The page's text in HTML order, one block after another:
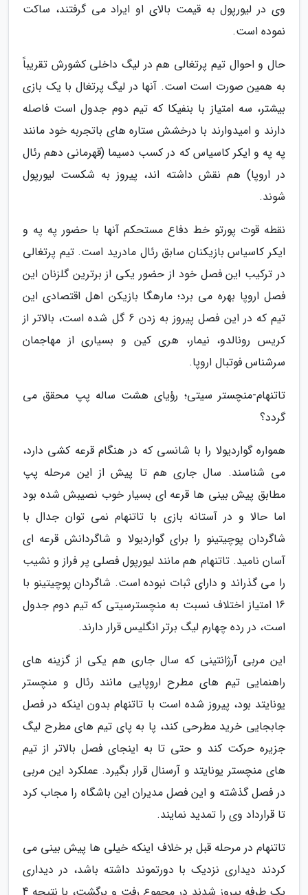
وی در لیورپول به قیمت بالای او ایراد می گرفتند، ساکت
نموده است.
حال و احوال تیم پرتغالی هم در لیگ داخلی کشورش تقریباً
به همین صورت است است. آنها در لیگ پرتغال با یک بازی
بیشتر، سه امتیاز با بنفیکا که تیم دوم جدول است فاصله
دارند و امیدوارند با درخشش ستاره های باتجربه خود مانند
په په و ایکر کاسیاس که در کسب دسیما (قهرمانی دهم رئال
در اروپا) هم نقش داشته اند، پیروز به شکست لیورپول
شوند.
نقطه قوت پورتو خط دفاع مستحکم آنها با حضور په په و
ایکر کاسیاس بازیکنان سابق رئال مادرید است. تیم پرتغالی
در ترکیب این فصل خود از حضور یکی از برترین گلزنان این
فصل اروپا بهره می برد؛ مارهگا بازیکن اهل اقتصادی این
تیم که در این فصل پیروز به زدن 6 گل شده است، بالاتر از
کریس رونالدو، نیمار، هری کین و بسیاری از مهاجمان
سرشناس فوتبال اروپا.
تاتنهام-منچستر سیتی؛ رؤیای هشت ساله پپ محقق می
گردد؟
همواره گواردیولا را با شانسی که در هنگام قرعه کشی دارد،
می شناسند. سال جاری هم تا پیش از این مرحله پپ
مطابق پیش بینی ها قرعه ای بسیار خوب نصیبش شده بود
اما حالا و در آستانه بازی با تاتنهام نمی توان جدال با
شاگردان پوچیتینو را برای گواردیولا و شاگردانش قرعه ای
آسان نامید. تاتنهام هم مانند لیورپول فصلی پر فراز و نشیب
را می گذراند و دارای ثبات نبوده است. شاگردان پوچیتینو با
16 امتیاز اختلاف نسبت به منچسترسیتی که تیم دوم جدول
است، در رده چهارم لیگ برتر انگلیس قرار دارند.
این مربی آرژانتینی که سال جاری هم یکی از گزینه های
راهنمایی تیم های مطرح اروپایی مانند رئال و منچستر
یونایتد بود، پیروز شده است با تاتنهام بدون اینکه در فصل
جابجایی خرید مطرحی کند، پا به پای تیم های مطرح لیگ
جزیره حرکت کند و حتی تا به اینجای فصل بالاتر از تیم
های منچستر یونایتد و آرسنال قرار بگیرد. عملکرد این مربی
در فصل گذشته و این فصل مدیران این باشگاه را مجاب کرد
تا قرارداد وی را تمدید نمایند.
تاتنهام در مرحله قبل بر خلاف اینکه خیلی ها پیش بینی می
کردند دیداری نزدیک با دورتموند داشته باشد، در دیداری